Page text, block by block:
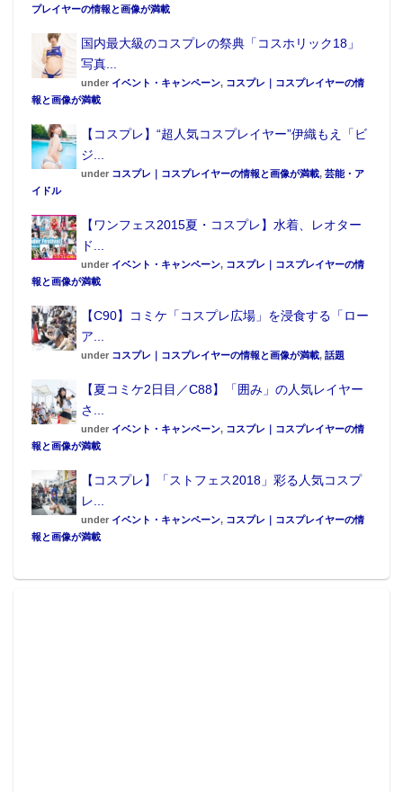
プレイヤーの情報と画像が満載
国内最大級のコスプレの祭典「コスホリック18」
写真...
under イベント・キャンペーン, コスプレ｜コスプレイヤーの情
報と画像が満載
【コスプレ】“超人気コスプレイヤー”伊織もえ「ビ
ジ...
under コスプレ｜コスプレイヤーの情報と画像が満載, 芸能・ア
イドル
【ワンフェス2015夏・コスプレ】水着、レオター
ド...
under イベント・キャンペーン, コスプレ｜コスプレイヤーの情
報と画像が満載
【C90】コミケ「コスプレ広場」を浸食する「ロー
ア...
under コスプレ｜コスプレイヤーの情報と画像が満載, 話題
【夏コミケ2日目／C88】「囲み」の人気レイヤー
さ...
under イベント・キャンペーン, コスプレ｜コスプレイヤーの情
報と画像が満載
【コスプレ】「ストフェス2018」彩る人気コスプ
レ...
under イベント・キャンペーン, コスプレ｜コスプレイヤーの情
報と画像が満載